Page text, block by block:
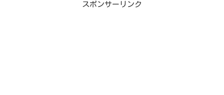
スポンサーリンク